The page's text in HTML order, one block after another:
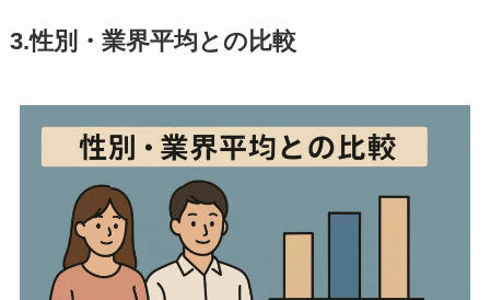
3.性別・業界平均との比較